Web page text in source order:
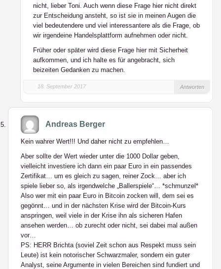
nicht, lieber Toni. Auch wenn diese Frage hier nicht direkt
zur Entscheidung ansteht, so ist sie in meinen Augen die
viel bedeutendere und viel interessantere als die Frage, ob
wir irgendeine Handelsplattform aufnehmen oder nicht.
Früher oder später wird diese Frage hier mit Sicherheit
aufkommen, und ich halte es für angebracht, sich
beizeiten Gedanken zu machen.
18. September 2017 Antworten
Andreas Berger
Kein wahrer Wert!!! Und daher nicht zu empfehlen…
Aber sollte der Wert wieder unter die 1000 Dollar geben,
vielleicht investiere ich dann ein paar Euro in ein passendes
Zertifikat… um es gleich zu sagen, reiner Zock… aber ich
spiele lieber so, als irgendwelche „Ballerspiele“… *schmunzel*
Also wer mit ein paar Euro in Bitcoin zocken will, dem sei es
gegönnt… und in der nächsten Krise wird der Bitcoin-Kurs
anspringen, weil viele in der Krise ihn als sicheren Hafen
ansehen werden… ob zurecht oder nicht, sei dabei mal außen
vor…
PS: HERR Brichta (soviel Zeit schon aus Respekt muss sein
Leute) ist kein notorischer Schwarzmaler, sondern ein guter
Analyst, seine Argumente in vielen Bereichen sind fundiert und